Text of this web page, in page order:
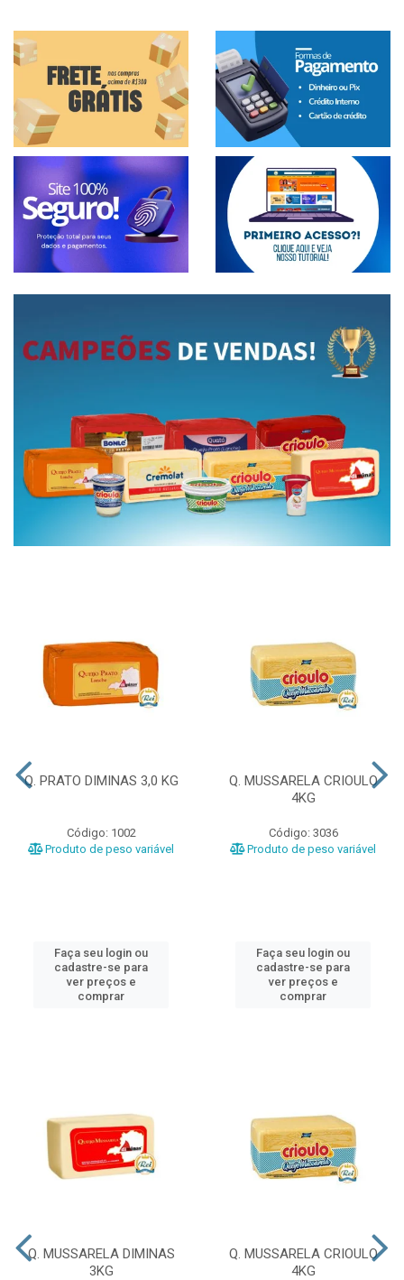
Q. PRATO DIMINAS 3,0 KG
Código: 1002
Produto de peso variável
Faça seu login ou
cadastre-se para
ver preços e
comprar
Q. MUSSARELA CRIOULO
4KG
Código: 3036
Produto de peso variável
Faça seu login ou
cadastre-se para
ver preços e
comprar
Q. MUSSARELA DIMINAS
3KG
Q. MUSSARELA CRIOULO
4KG